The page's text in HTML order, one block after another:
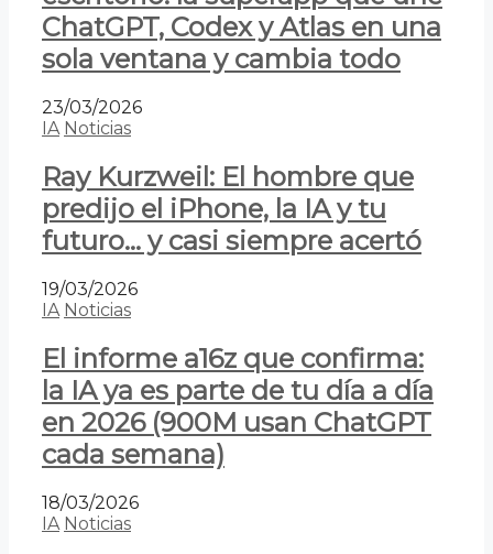
ChatGPT, Codex y Atlas en una
sola ventana y cambia todo
23/03/2026
IA Noticias
Ray Kurzweil: El hombre que
predijo el iPhone, la IA y tu
futuro… y casi siempre acertó
19/03/2026
IA Noticias
El informe a16z que confirma:
la IA ya es parte de tu día a día
en 2026 (900M usan ChatGPT
cada semana)
18/03/2026
IA Noticias